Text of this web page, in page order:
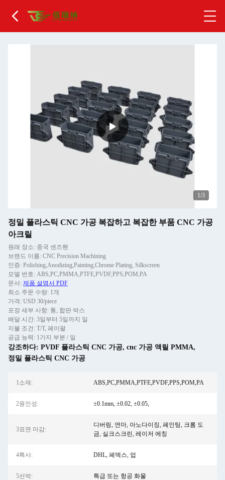
1/3
정밀 플라스틱 CNC 가공 복잡하고 복잡한 부품 CNC 가공
아크릴
원래 장소: 중국 센즈헨
브랜드 이름: CNC Precision Machining
인증: Polishing,Anodizing,Painting,Chrome Plating, Silkscreen
모델 번호: ABS,PC,PMMA,PTFE,PVDF,PPS,POM,PA
문서: 제품 설명서 PDF
최소 주문 수량: 1개
가격: USD 30/piece
포장 세부 사항: 통, 합판 박스
배달 시간: 3일부터 5일까지 일
지불 조건: T/T, 페이팔
공급 능력: 1가지 부분 / 일
강조하다: PVDF 플라스틱 CNC 가공, cnc 가공 액릴 PMMA,
정밀 플라스틱 CNC 가공
1소재: ABS,PC,PMMA,PTFE,PVDF,PPS,POM,PA
2용인성: ±0.1mm, ±0.02, ±0.05,
3표면 마감:
디버링, 연마, 아노다이징, 페인팅, 크롬 도
금, 실크스크린, 레이저 에칭
4특사: DHL, 페덱스, 업
5선박: 특급 또는 항공 화물